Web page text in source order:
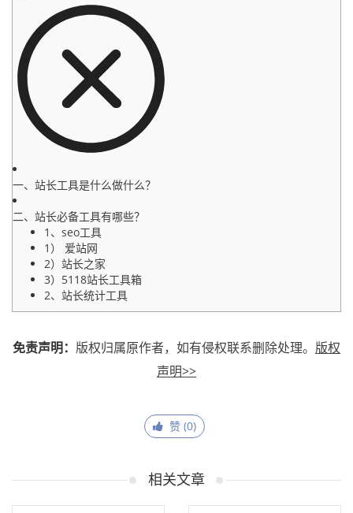
一、站长工具是什么做什么？
二、站长必备工具有哪些？
1、seo工具
1） 爱站网
2）站长之家
3）5118站长工具箱
2、站长统计工具
免责声明： 版权归属原作者，如有侵权联系删除处理。 版权
声明>>
赞 (0)
相关文章